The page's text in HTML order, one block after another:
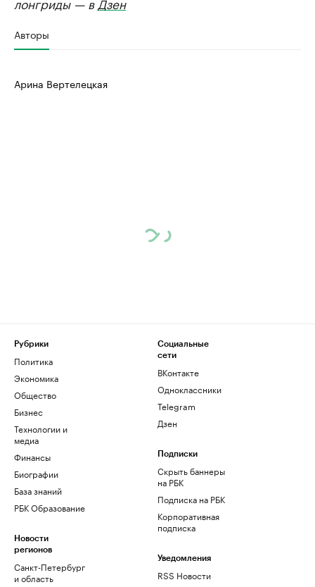
Авторы
Арина Вертелецкая
Рубрики
Политика
Экономика
Общество
Бизнес
Технологии и
медиа
Финансы
Биографии
База знаний
РБК Образование
Новости
регионов
Санкт-Петербург
и область
Социальные
сети
ВКонтакте
Одноклассники
Telegram
Дзен
Подписки
Скрыть баннеры
на РБК
Подписка на РБК
Корпоративная
подписка
Уведомления
RSS Новости